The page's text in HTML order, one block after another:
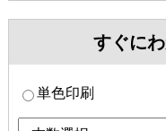
すぐに
単色印刷